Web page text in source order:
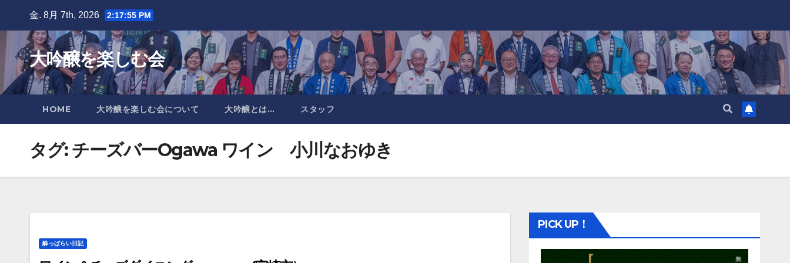
content
金. 8月 7th, 2026 2:17:56 PM
大吟醸を楽しむ会
HOME 大吟醸を楽しむ会について 大吟醸とは… スタッフ
タグ:チーズバーOgawa ワイン 小川なおゆき
酔っぱらい日記
PICK UP！